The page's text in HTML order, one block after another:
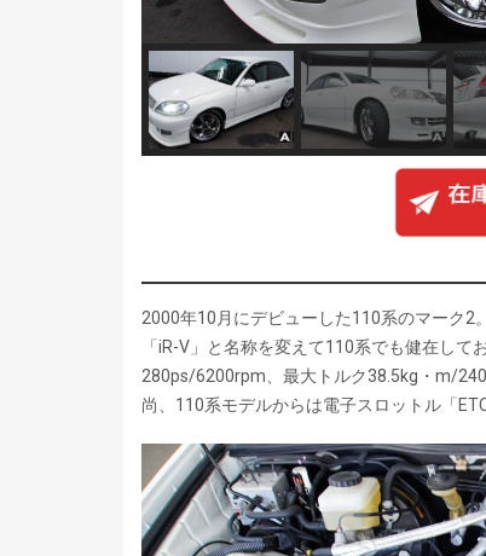
2000年10月にデビューした110系のマーク2
「iR-V」と名称を変えて110系でも健在し
280ps/6200rpm、最大トルク38.5kg・m/
尚、110系モデルからは電子スロットル「